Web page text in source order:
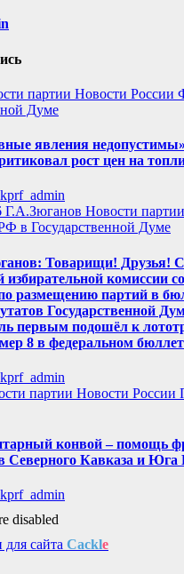
партии Новости России
Думе
явления
рост цен на
kprf_admin
Г.А.Зюганов Новости партии
в Государственной Думе
Товарищи! Друзья!
избирательной комиссии
размещению партий в
Государственной
первым подошёл к
8 в федеральном
kprf_admin
партии Новости России
конвой – помощь
Северного Кавказа и Юга
kprf_admin
disabled
сайта Cackle